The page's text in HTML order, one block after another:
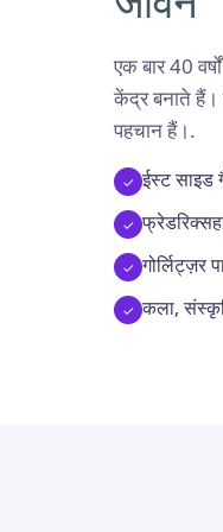
एक बार 40
केंद्र बनाते हैं।
पहचान हैं।.
ईस्ट साइड
गोर्लिट्ज़र
कला,